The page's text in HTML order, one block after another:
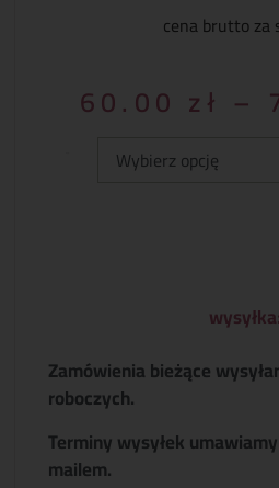
cena brutto za
60.00 zł –
wysyłka:
Zamówienia bieżące
roboczych.
Terminy wysyłek
mailem.